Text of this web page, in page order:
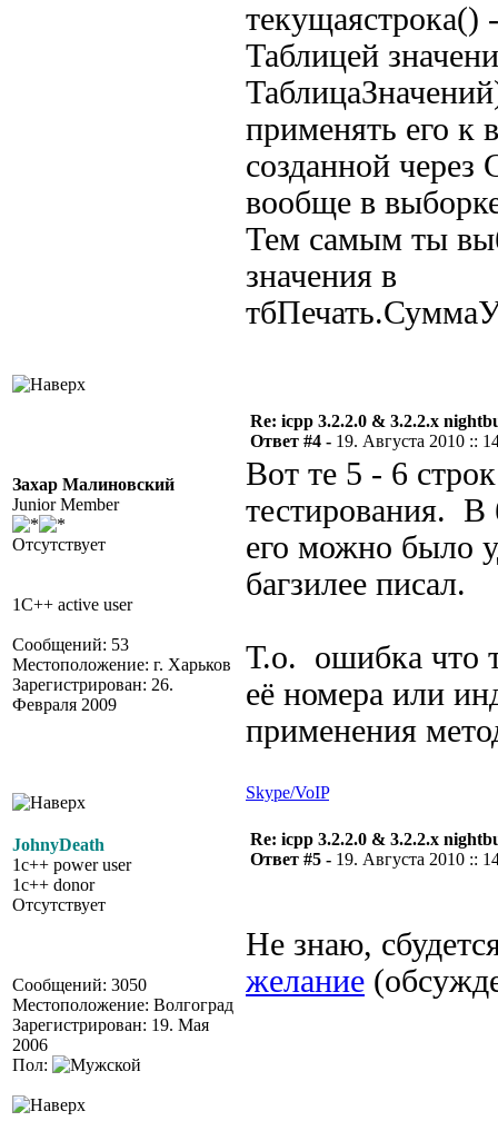
текущаястрока()
Таблицей
применять его к
созданной
вообще в
Тем самым ты
значения в
Захар Малиновский
Junior Member
Отсутствует
1C++ active user
Сообщений: 53
Местоположение: г. Харьков
Зарегистрирован: 26.
Февраля 2009
Re: icpp 3.2.2.0 & 3.2.2.x
Ответ #4 - 19. Августа 2010 ::
Вот те 5 - 6
тестирования. В
его можно было
багзилее писал.
Т.о. ошибка что
её номера или
применения
Skype/VoIP
JohnyDeath
1c++ power user
1c++ donor
Отсутствует
Сообщений: 3050
Местоположение: Волгоград
Зарегистрирован: 19. Мая
2006
Пол:
Re: icpp 3.2.2.0 & 3.2.2.x
Ответ #5 - 19. Августа 2010 ::
Не знаю,
желание